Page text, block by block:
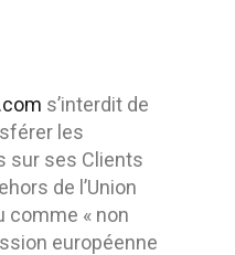
s’interdit de
les
sur ses Clients
de l’Union
comme « non
européenne